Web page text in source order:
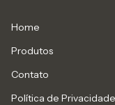
Home
Produtos
Contato
Política de Privacidade